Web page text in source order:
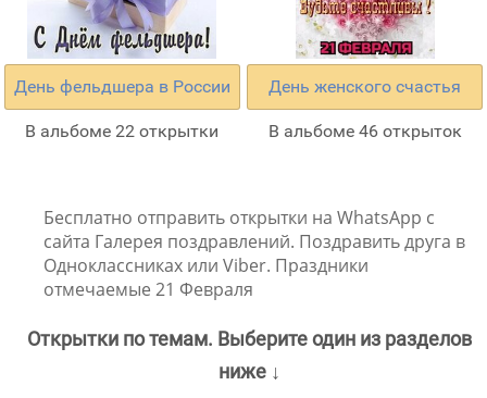
День фельдшера в России
В альбоме 22 открытки
День женского счастья
В альбоме 46 открыток
Бесплатно отправить открытки на WhatsApp с
сайта Галерея поздравлений. Поздравить друга в
Одноклассниках или Viber. Праздники
отмечаемые 21 Февраля
Открытки по темам. Выберите один из разделов
ниже ↓